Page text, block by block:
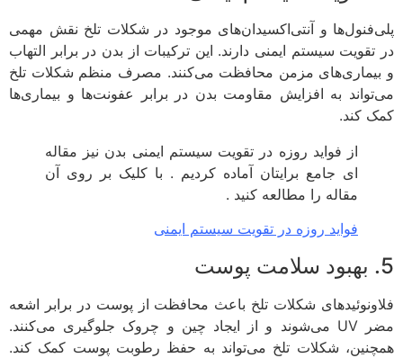
و آنتی‌اکسیدان‌های موجود در شکلات تلخ نقش مهمی
سیستم ایمنی دارند. این ترکیبات از بدن در برابر التهاب
مزمن محافظت می‌کنند. مصرف منظم شکلات تلخ
به افزایش مقاومت بدن در برابر عفونت‌ها و بیماری‌ها
کند.
از فواید روزه در تقویت سیستم ایمنی بدن نیز مقاله
ای جامع برایتان آماده کردیم . با کلیک بر روی آن
مقاله را مطالعه کنید .
فواید روزه در تقویت سیستم ایمنی
شکلات تلخ باعث محافظت از پوست در برابر اشعه
مضر UV می‌شوند و از ایجاد چین و چروک جلوگیری می‌کنند.
شکلات تلخ می‌تواند به حفظ رطوبت پوست کمک کند.